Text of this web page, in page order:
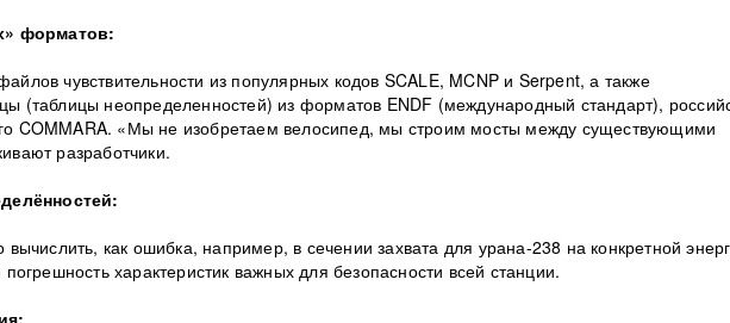
форматов:
чувствительности из популярных кодов SCALE, MCNP и Serpent, а также
(таблицы неопределенностей) из форматов ENDF (международный стандарт),
COMMARA. «Мы не изобретаем велосипед, мы строим мосты между существующими
разработчики.
вычислить, как ошибка, например, в сечении захвата для урана-238 на конкретной
погрешность характеристик важных для безопасности всей станции.